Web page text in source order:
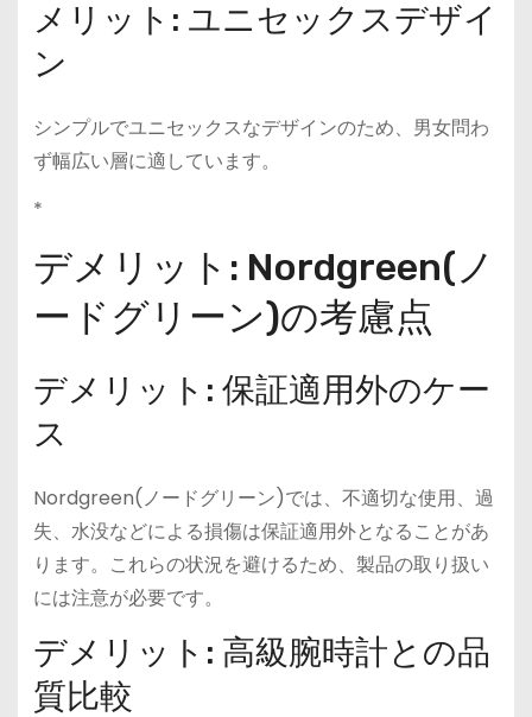
メリット: ユニセックスデザイ
ン
シンプルでユニセックスなデザインのため、男女問わ
ず幅広い層に適しています。
*
デメリット: Nordgreen(ノ
ードグリーン)の考慮点
デメリット: 保証適用外のケー
ス
Nordgreen(ノードグリーン)では、不適切な使用、過
失、水没などによる損傷は保証適用外となることがあ
ります。これらの状況を避けるため、製品の取り扱い
には注意が必要です。
デメリット: 高級腕時計との品
質比較